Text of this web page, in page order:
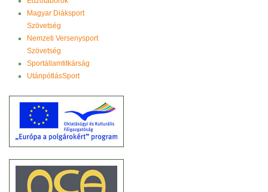
Magyar Diáksport
Szövetség
Nemzeti Versenysport
Szövetség
Sportállamtitkárság
UtánpótlásSport